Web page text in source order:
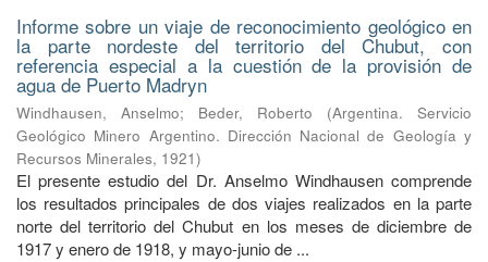
Informe sobre un viaje de reconocimiento geológico en
la parte nordeste del territorio del Chubut, con
referencia especial a la cuestión de la provisión de
agua de Puerto Madryn
Windhausen, Anselmo; Beder, Roberto (Argentina. Servicio
Geológico Minero Argentino. Dirección Nacional de Geología y
Recursos Minerales, 1921)
El presente estudio del Dr. Anselmo Windhausen comprende
los resultados principales de dos viajes realizados en la parte
norte del territorio del Chubut en los meses de diciembre de
1917 y enero de 1918, y mayo-junio de ...